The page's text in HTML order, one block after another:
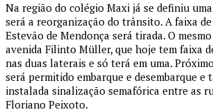
Na região do colégio Maxi já se definiu
será a reorganização do trânsito. A faixa
Estevão de Mendonça será tirada. O
avenida Filinto Müller, que hoje tem faixa
nas duas laterais e só terá em uma.
será permitido embarque e desembarque e
instalada sinalização semafórica entre as
Floriano Peixoto.